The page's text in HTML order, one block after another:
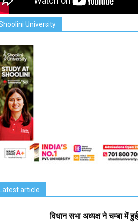
University
article
विधान सभा अध्यक्ष ने चम्बा में हुई